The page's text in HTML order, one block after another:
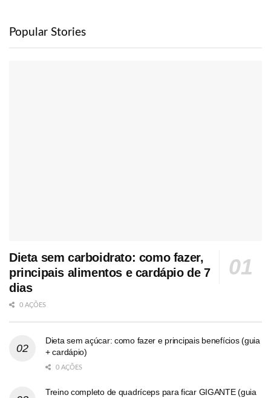
Popular Stories
Dieta sem carboidrato: como fazer,
principais alimentos e cardápio de 7
dias
0 AÇÕES
Dieta sem açúcar: como fazer e principais benefícios (guia
+ cardápio)
0 AÇÕES
Treino completo de quadríceps para ficar GIGANTE (guia